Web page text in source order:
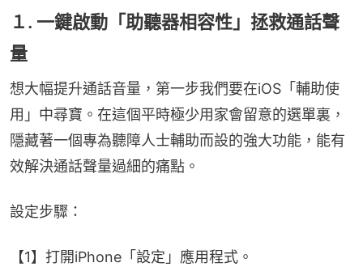
１. 一鍵啟動「助聽器相容性」拯救通話聲
量
想大幅提升通話音量，第一步我們要在iOS「輔助使
用」中尋寶。在這個平時極少用家會留意的選單裏，
隱藏著一個專為聽障人士輔助而設的強大功能，能有
效解決通話聲量過細的痛點。
設定步驟：
【1】打開iPhone「設定」應用程式。